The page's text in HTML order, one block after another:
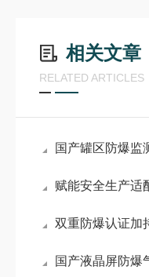
相关文章
RELATED ARTICLES
国产罐区防爆监测系统：自主硬
赋能安全生产适配多元场景—防爆气象
双重防爆认证加持，一体化防爆自动气象
国产液晶屏防爆气象检测系统 高危